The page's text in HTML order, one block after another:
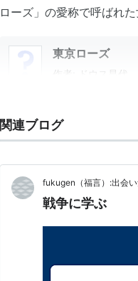
ローズ」の愛称で呼ばれた
東京ローズ
作者:
ドウス昌代
クリック: 13回
この商品を含むブログ (3件)
関連ブログ
fukugen（福言）:出会
戦争に学ぶ